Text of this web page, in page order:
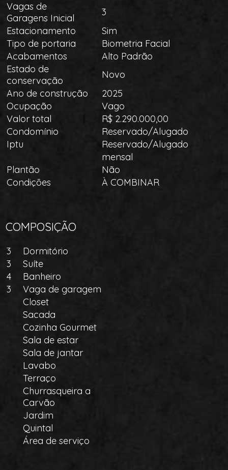
Vagas de
Garagens Inicial
3
Estacionamento
Sim
Tipo de portaria
Biometria Facial
Acabamentos
Alto Padrão
Estado de
conservação
Novo
Ano de construção
2025
Ocupação
Vago
Valor total
R$ 2.290.000,00
Condomínio
Reservado/Alugado
Iptu
Reservado/Alugado
mensal
Plantão
Não
Condições
À COMBINAR
COMPOSIÇÃO
3
Dormitório
3
Suíte
4
Banheiro
3
Vaga de garagem
Closet
Sacada
Cozinha Gourmet
Sala de estar
Sala de jantar
Lavabo
Terraço
Churrasqueira a
Carvão
Jardim
Quintal
Área de serviço